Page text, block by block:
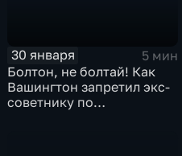
30 января
5 мин
Болтон, не болтай! Как
Вашингтон запретил экс-
советнику по